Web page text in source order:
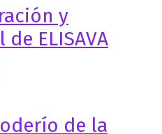
y
ELISAVA
de la